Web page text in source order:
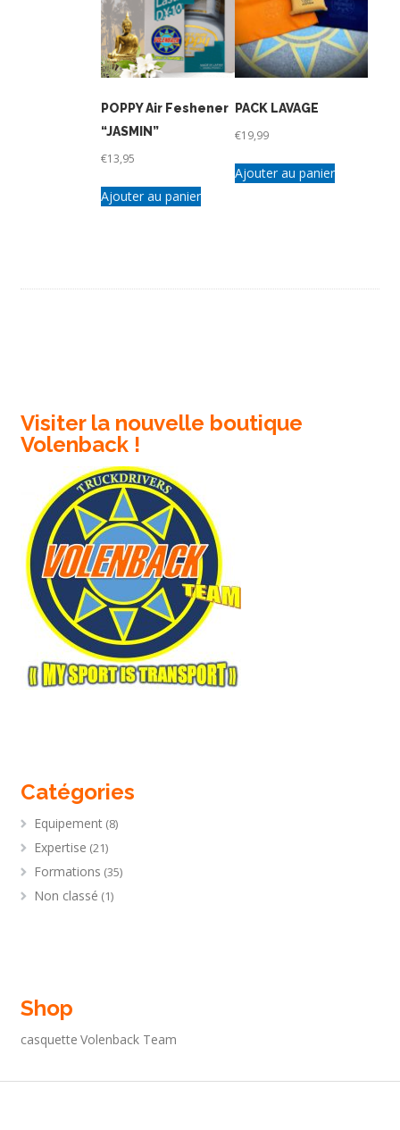
POPPY Air Feshener
“JASMIN”
€13,95
Ajouter au panier
PACK LAVAGE
€19,99
Ajouter au panier
Visiter la nouvelle boutique
Volenback !
Catégories
Equipement (8)
Expertise (21)
Formations (35)
Non classé (1)
Shop
casquette Volenback Team